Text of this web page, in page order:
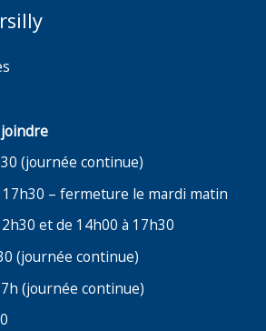
(journée continue)
17h30 – fermeture le mardi matin
et de 14h00 à 17h30
(journée continue)
(journée continue)